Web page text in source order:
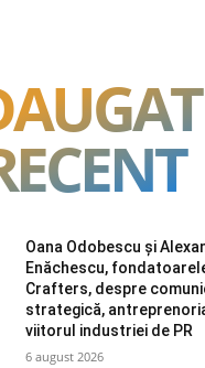
Oana Odobescu și
Enăchescu,
Crafters, despre
strategică,
viitorul industriei de PR
6 august 2026